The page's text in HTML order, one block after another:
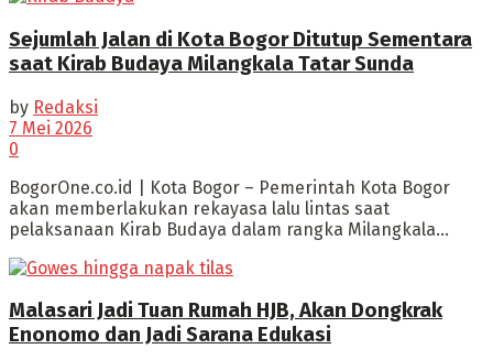
Sejumlah Jalan di Kota Bogor Ditutup Sementara
saat Kirab Budaya Milangkala Tatar Sunda
by Redaksi
7 Mei 2026
0
BogorOne.co.id | Kota Bogor – Pemerintah Kota Bogor
akan memberlakukan rekayasa lalu lintas saat
pelaksanaan Kirab Budaya dalam rangka Milangkala...
Malasari Jadi Tuan Rumah HJB, Akan Dongkrak
Enonomo dan Jadi Sarana Edukasi